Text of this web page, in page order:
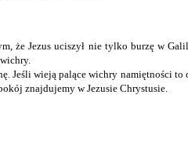
że Jezus uciszył nie tylko burzę w
Jeśli wieją palące wichry namiętności
znajdujemy w Jezusie Chrystusie.